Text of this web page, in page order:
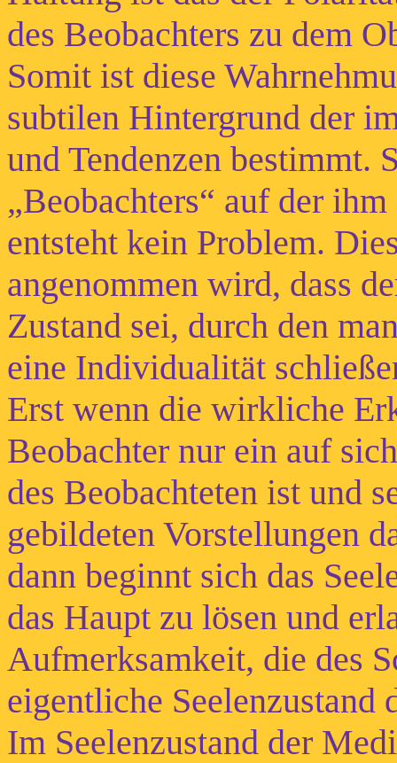
des Beobachters zu dem
Somit ist diese
subtilen Hintergrund der
und Tendenzen bestimmt.
„Beobachters“ auf der
entsteht kein Problem.
angenommen wird, dass
Zustand sei, durch den
eine Individualität
Erst wenn die wirkliche
Beobachter nur ein auf
des Beobachteten ist und
gebildeten Vorstellungen
dann beginnt sich das
das Haupt zu lösen und
Aufmerksamkeit, die des
eigentliche Seelenzustand
Im Seelenzustand der